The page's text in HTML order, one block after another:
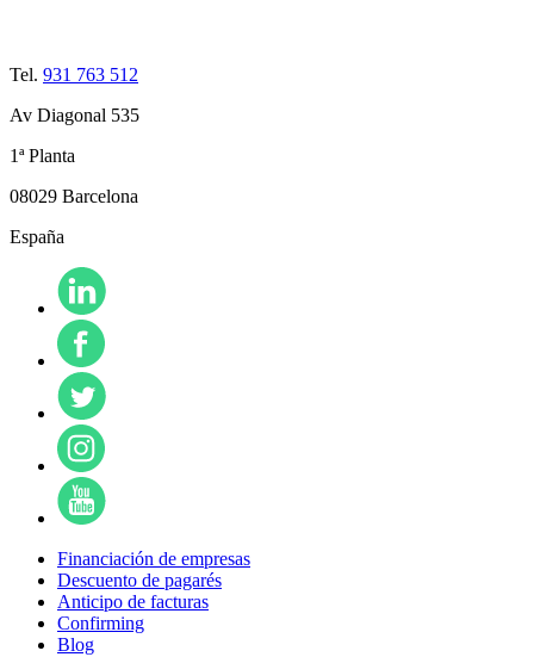
Tel. 931 763 512
Av Diagonal 535
1ª Planta
08029 Barcelona
España
Financiación de empresas
Descuento de pagarés
Anticipo de facturas
Confirming
Blog